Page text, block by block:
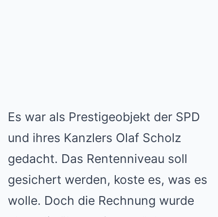
Es war als Prestigeobjekt der SPD
und ihres Kanzlers Olaf Scholz
gedacht. Das Rentenniveau soll
gesichert werden, koste es, was es
wolle. Doch die Rechnung wurde